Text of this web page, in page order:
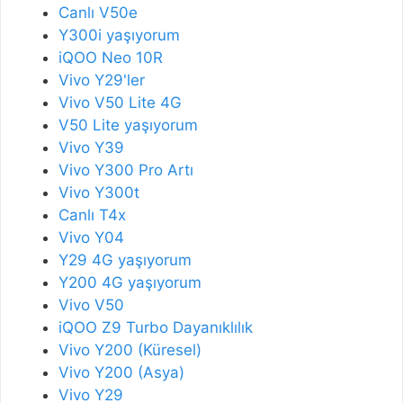
Canlı V50e
Y300i yaşıyorum
iQOO Neo 10R
Vivo Y29'ler
Vivo V50 Lite 4G
V50 Lite yaşıyorum
Vivo Y39
Vivo Y300 Pro Artı
Vivo Y300t
Canlı T4x
Vivo Y04
Y29 4G yaşıyorum
Y200 4G yaşıyorum
Vivo V50
iQOO Z9 Turbo Dayanıklılık
Vivo Y200 (Küresel)
Vivo Y200 (Asya)
Vivo Y29